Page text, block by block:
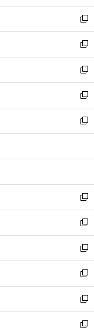
開
く
ウ
で
開
く
ン
ド
ウ
で
開
く
ウ
ィ
ン
ド
ウ
で
開
く
新
し
い
ウ
ィ
ン
ド
ウ
で
開
新
し
い
ウ
ィ
ン
ド
ウ
開
新
し
い
ウ
ィ
ン
ウ
開
く
新
し
い
ウ
ン
ウ
で
開
く
新
し
ウ
ン
ド
ウ
で
開
く
新
し
い
ウ
ィ
ン
ド
ウ
で
開
く
新
し
い
ウ
ィ
ン
ド
ウ
で
新
し
い
ウ
ィ
ン
ド
新
し
い
ウ
ィ
新
し
い
新